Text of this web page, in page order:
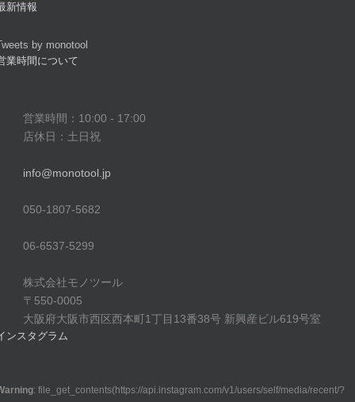
新情報
by monotool
業時間について
営業時間：10:00 - 17:00
店休日：土日祝
info@monotool.jp
050-1807-5682
06-6537-5299
株式会社モノツール
〒550-0005
大阪府大阪市西区西本町1丁目13番38号 新興産ビル619号室
ンスタグラム
: file_get_contents(https://api.instagram.com/v1/users/self/media/recent/?